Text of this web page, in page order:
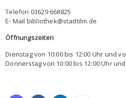
Telefon 03629 668825
E- Mail bibliothek@stadtilm.de
Öffnungszeiten
Dienstag von 10:00 bis 12:00 Uhr und
Donnerstag von 10:00 bis 12:00 Uhr